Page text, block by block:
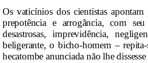
Os vaticínios dos cientistas
prepotência e arrogância, com
desastrosas, imprevidência,
beligerante, o bicho-homem –
hecatombe anunciada não lhe